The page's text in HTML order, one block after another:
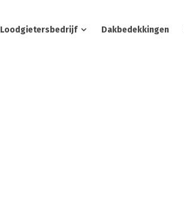
Loodgietersbedrijf Dakbedekkingen